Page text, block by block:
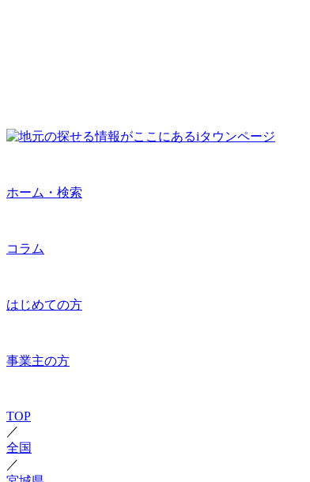
ホーム・検索
コラム
はじめての方
事業主の方
TOP
／
全国
／